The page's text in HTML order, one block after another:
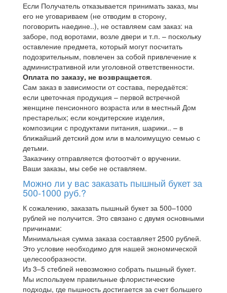
Если Получатель отказывается принимать заказ, мы
его не уговариваем (не отводим в сторону,
поговорить наедине..), не оставляем сам заказ: на
заборе, под воротами, возле двери и т.п. – поскольку
оставление предмета, который могут посчитать
подозрительным, повлечен за собой привлечение к
административной или уголовной ответственности.
Оплата по заказу, не возвращается.
Сам заказ в зависимости от состава, передаётся:
если цветочная продукция – первой встречной
женщине пенсионного возраста или в местный Дом
престарелых; если кондитерские изделия,
композиции с продуктами питания, шарики.. – в
ближайший детский дом или в малоимущую семью с
детьми.
Заказчику отправляется фотоотчёт о вручении.
Ваши заказы, мы себе не оставляем.
Можно ли у вас заказать пышный букет за
500-1000 руб.?
К сожалению, заказать пышный букет за 500–1000
рублей не получится. Это связано с двумя основными
причинами:
Минимальная сумма заказа составляет 2500 рублей.
Это условие необходимо для нашей экономической
целесообразности.
Из 3–5 стеблей невозможно собрать пышный букет.
Мы используем правильные флористические
подходы, где пышность достигается за счет большего